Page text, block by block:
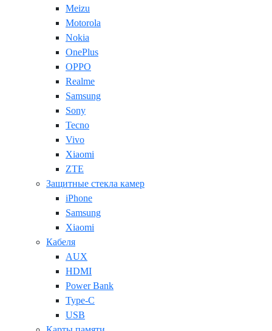
Meizu
Motorola
Nokia
OnePlus
OPPO
Realme
Samsung
Sony
Tecno
Vivo
Xiaomi
ZTE
Защитные стекла камер
iPhone
Samsung
Xiaomi
Кабеля
AUX
HDMI
Power Bank
Type-C
USB